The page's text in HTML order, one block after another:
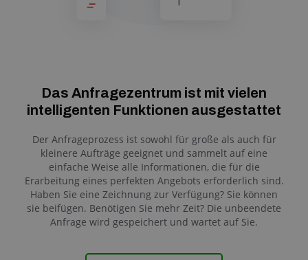
Das Anfragezentrum ist mit vielen
intelligenten Funktionen ausgestattet
Der Anfrageprozess ist sowohl für große als auch für
kleinere Aufträge geeignet und sammelt auf eine
einfache Weise alle Informationen, die für die
Erarbeitung eines perfekten Angebots erforderlich sind.
Haben Sie eine Zeichnung zur Verfügung? Sie können
sie beifügen. Benötigen Sie mehr Zeit? Die unbeendete
Anfrage wird gespeichert und wartet auf Sie.